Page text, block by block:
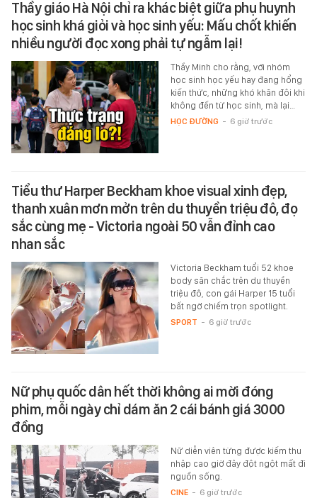
Thầy giáo Hà Nội chỉ ra khác biệt giữa phụ huynh
học sinh khá giỏi và học sinh yếu: Mấu chốt khiến
nhiều người đọc xong phải tự ngẫm lại!
Thầy Minh cho rằng, với nhóm
học sinh học yếu hay đang hổng
kiến thức, những khó khăn đôi khi
không đến từ học sinh, mà lại…
HỌC ĐƯỜNG - 6 giờ trước
Tiểu thư Harper Beckham khoe visual xinh đẹp,
thanh xuân mơn mởn trên du thuyền triệu đô, đọ
sắc cùng mẹ - Victoria ngoài 50 vẫn đỉnh cao
nhan sắc
Victoria Beckham tuổi 52 khoe
body săn chắc trên du thuyền
triệu đô, con gái Harper 15 tuổi
bất ngờ chiếm trọn spotlight.
SPORT - 6 giờ trước
Nữ phụ quốc dân hết thời không ai mời đóng
phim, mỗi ngày chỉ dám ăn 2 cái bánh giá 3000
đồng
Nữ diễn viên từng được kiếm thu
nhập cao giờ đây đột ngột mất đi
nguồn sống.
CINE - 6 giờ trước